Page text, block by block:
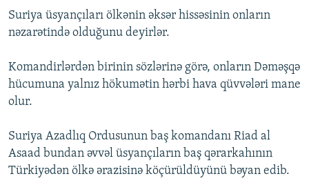
QANUNI DOĞRU
ARAŞDIRMA
MULTIMEDIA
VIDEO
İNFOQRAFIKA
KARIKATURA
RADIO ARXIV
AZƏRBAYCAN ƏDƏBIYYATI KITABXANASI
İSLAM VƏ DEMOKRATIYA
MISSIYAMIZ
PEŞƏ ETIKASI VƏ JURNALISTIKA STANDARTLARIMIZ
BIZI IZLƏ
Suriya üsyançıları ölkənin əksər hissəsinin onların
nəzarətində olduğunu deyirlər.
Komandirlərdən birinin sözlərinə görə, onların Dəməşqə
hücumuna yalnız hökumətin hərbi hava qüvvələri mane
olur.
Suriya Azadlıq Ordusunun baş komandanı Riad al
Asaad bundan əvvəl üsyançıların baş qərarkahının
Türkiyədən ölkə ərazisinə köçürüldüyünü bəyan edib.